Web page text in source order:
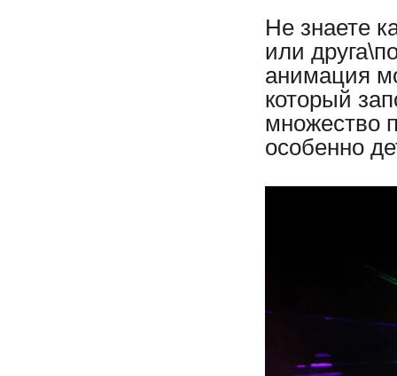
Не знаете
или
анимация
который
множество
особенно